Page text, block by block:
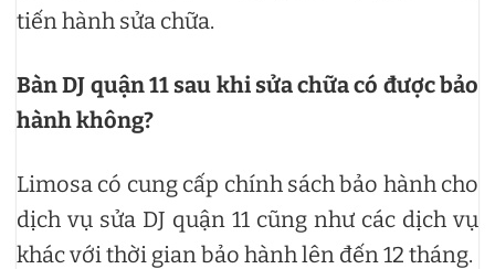
tiến hành sửa chữa.
Bàn DJ quận 11 sau khi sửa chữa có được bảo
hành không?
Limosa có cung cấp chính sách bảo hành cho
dịch vụ sửa DJ quận 11 cũng như các dịch vụ
khác với thời gian bảo hành lên đến 12 tháng.